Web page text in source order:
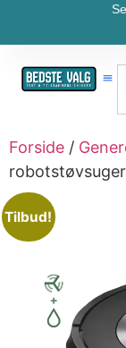
Forside /
Tilbud!